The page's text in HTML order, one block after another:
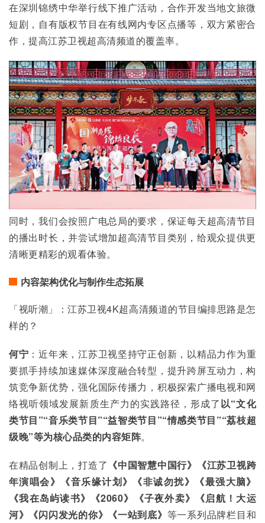
在深圳锦绣中华举行线下推广活动，合作开发当地文旅微
短剧，自有版权节目在有线网内专区点播等，双方紧密合
作，提高江苏卫视超高清频道的覆盖率。
同时，我们会按照广电总局的要求，保证每天超高清节目
的播出时长，并尝试增加超高清节目类别，给观众提供更
清晰更精彩的观看体验。
内容架构优化与制作生态拓展
「视听潮」：江苏卫视4K超高清频道的节目编排思路是怎
样的？
何宁 ：近年来，江苏卫视坚持守正创新，以精品力作为重
要抓手持续加速媒体深度融合转型，提升跨屏互动力，构
筑竞争新优势，强化国际传播力，积极探索广播电视和网
络视听领域发展新质生产力的实践路径，形成了以“文化
类节目”“音乐类节目”“益智类节目”“情感类节目”“荔枝超
级晚”等为核心品类的内容矩阵。
在精品创制上，打造了 《中国智慧中国行》《江苏卫视跨
年演唱会》《音乐缘计划》《非诚勿扰》《最强大脑》
《我在岛屿读书》《2060》《子夜外卖》《启航！大运
河》《闪闪发光的你》《一站到底》 等一系列品牌栏目和